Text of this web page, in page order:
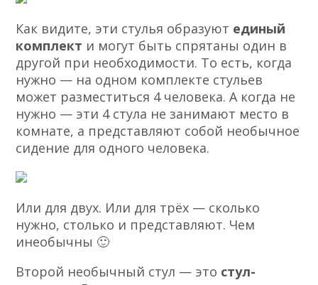
Как видите, эти стулья образуют единый
комплект и могут быть спрятаны один в
другой при необходимости. То есть, когда
нужно — на одном комплекте стульев
может разместиться 4 человека. А когда не
нужно — эти 4 стула не занимают место в
комнате, а представляют собой необычное
сидение для одного человека.
Или для двух. Или для трёх — сколько
нужно, столько и представляют. Чем
инеобычны 🙂
Второй необычный стул — это стул-